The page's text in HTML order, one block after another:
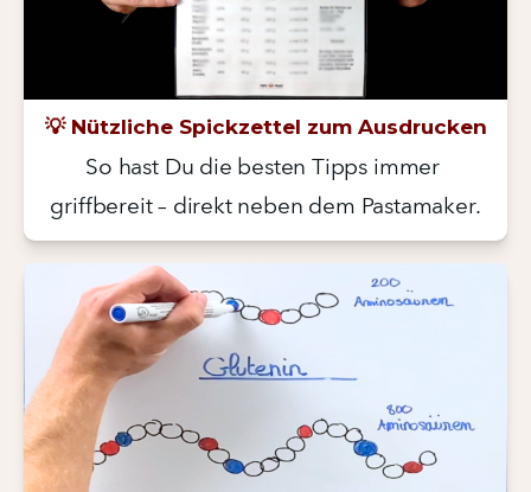
💡 Nützliche Spickzettel zum Ausdrucken
So hast Du die besten Tipps immer
griffbereit – direkt neben dem Pastamaker.